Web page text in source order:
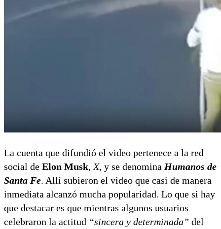
La cuenta que difundió el video pertenece a la red
social de Elon Musk, X, y se denomina Humanos de
Santa Fe. Allí subieron el video que casi de manera
inmediata alcanzó mucha popularidad. Lo que si hay
que destacar es que mientras algunos usuarios
celebraron la actitud “sincera y determinada” del